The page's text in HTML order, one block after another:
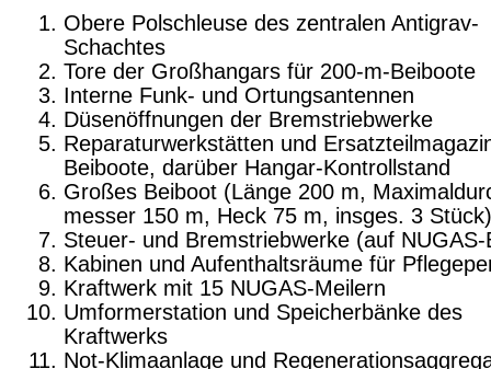
Obere Polschleuse des zentralen Antigrav-
Schachtes
Tore der Großhangars für 200-m-Beiboote
Interne Funk- und Ortungsantennen
Düsenöffnungen der Bremstriebwerke
Reparaturwerkstätten und
Beiboote, darüber Hangar-Kontrollstand
Großes Beiboot (Länge 200 m,
messer 150 m, Heck 75 m, insges. 3 Stück)
Steuer- und Bremstriebwerke (auf NUGAS-
Kabinen und Aufenthaltsräume für
Kraftwerk mit 15 NUGAS-Meilern
Umformerstation und Speicherbänke des
Kraftwerks
Not-Klimaanlage und